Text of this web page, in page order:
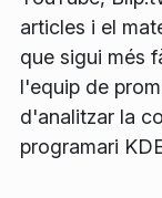
articles i el
que sigui més
l'equip de
d'analitzar la
programari